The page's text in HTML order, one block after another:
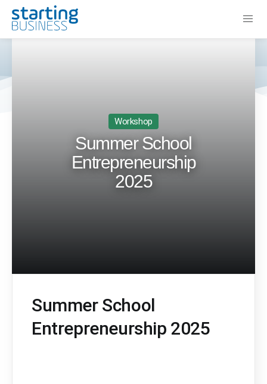
Workshop
Summer School
Entrepreneurship
2025
Summer School
Entrepreneurship 2025